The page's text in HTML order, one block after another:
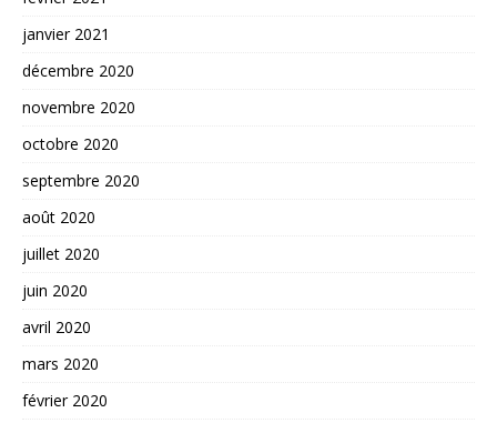
janvier 2021
décembre 2020
novembre 2020
octobre 2020
septembre 2020
août 2020
juillet 2020
juin 2020
avril 2020
mars 2020
février 2020